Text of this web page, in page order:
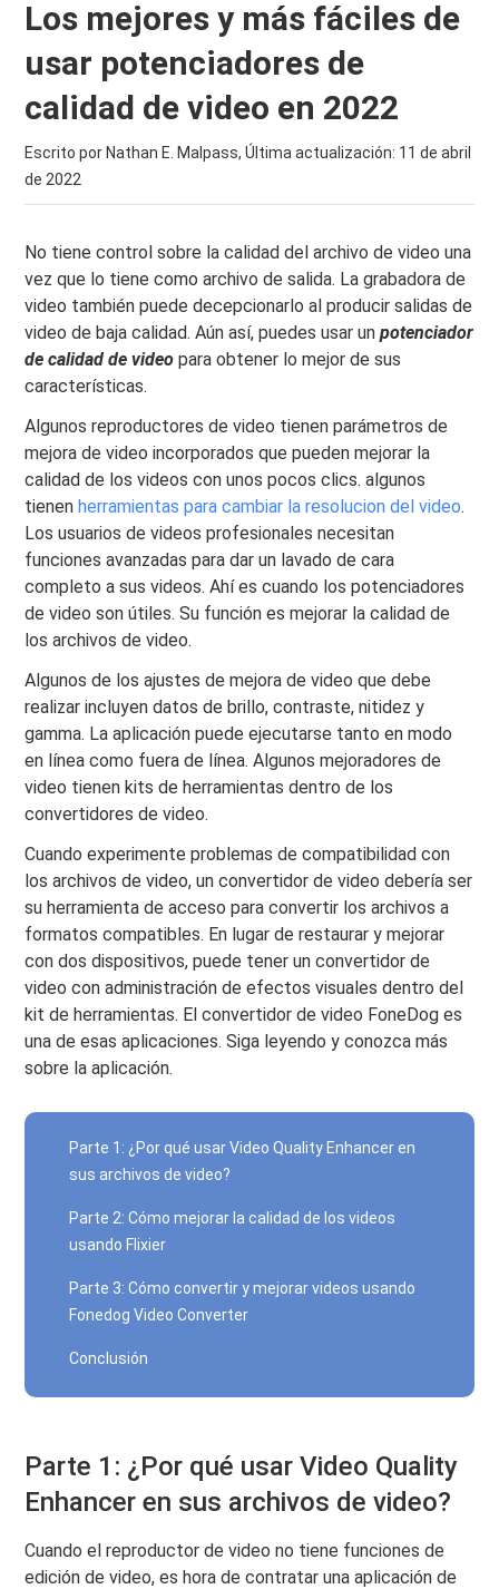
Los mejores y más fáciles de
usar potenciadores de
calidad de video en 2022
Escrito por Nathan E. Malpass, Última actualización: 11 de abril
de 2022
No tiene control sobre la calidad del archivo de video una
vez que lo tiene como archivo de salida. La grabadora de
video también puede decepcionarlo al producir salidas de
video de baja calidad. Aún así, puedes usar unpotenciador
de calidad de video para obtener lo mejor de sus
características.
Algunos reproductores de video tienen parámetros de
mejora de video incorporados que pueden mejorar la
calidad de los videos con unos pocos clics. algunos
tienen herramientas para cambiar la resolucion del video.
Los usuarios de videos profesionales necesitan
funciones avanzadas para dar un lavado de cara
completo a sus videos. Ahí es cuando los potenciadores
de video son útiles. Su función es mejorar la calidad de
los archivos de video.
Algunos de los ajustes de mejora de video que debe
realizar incluyen datos de brillo, contraste, nitidez y
gamma. La aplicación puede ejecutarse tanto en modo
en línea como fuera de línea. Algunos mejoradores de
video tienen kits de herramientas dentro de los
convertidores de video.
Cuando experimente problemas de compatibilidad con
los archivos de video, un convertidor de video debería ser
su herramienta de acceso para convertir los archivos a
formatos compatibles. En lugar de restaurar y mejorar
con dos dispositivos, puede tener un convertidor de
video con administración de efectos visuales dentro del
kit de herramientas. El convertidor de video FoneDog es
una de esas aplicaciones. Siga leyendo y conozca más
sobre la aplicación.
Parte 1: ¿Por qué usar Video Quality Enhancer en
sus archivos de video?
Parte 2: Cómo mejorar la calidad de los videos
usando Flixier
Parte 3: Cómo convertir y mejorar videos usando
Fonedog Video Converter
Conclusión
Parte 1: ¿Por qué usar Video Quality
Enhancer en sus archivos de video?
Cuando el reproductor de video no tiene funciones de
edición de video, es hora de contratar una aplicación de